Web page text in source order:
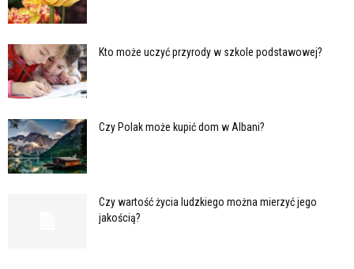
Kto może uczyć przyrody w szkole podstawowej?
Czy Polak może kupić dom w Albani?
Czy wartość życia ludzkiego można mierzyć jego
jakością?